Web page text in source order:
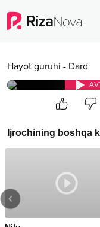
Hayot guruhi - Dard
Ijrochining boshqa